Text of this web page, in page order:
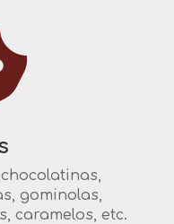
gominolas,
caramelos, etc.